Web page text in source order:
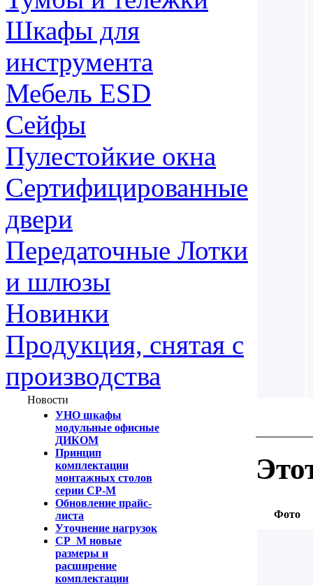
Шкафы для
инструмента
Мебель ESD
Сейфы
Пулестойкие окна
Сертифицированные
двери
Передаточные Лотки
и шлюзы
Новинки
Продукция, снятая с
производства
Новости
УНО шкафы
модульные офисные
ДИКОМ
Принцип
комплектации
монтажных столов
серии СР-М
Обновление прайс-
листа
Уточнение нагрузок
СР_М новые
размеры и
расширение
комплектации
Фото